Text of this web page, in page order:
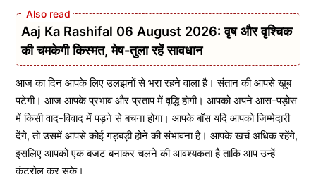
Aaj Ka Rashifal 06 August 2026: वृष और वृश्चिक
की चमकेगी किस्मत, मेष-तुला रहें सावधान
आज का दिन आपके लिए उलझनों से भरा रहने वाला है। संतान की आपसे खूब
पटेगी। आज आपके प्रभाव और प्रताप में वृद्धि होगी। आपको अपने आस-पड़ोस
में किसी वाद-विवाद में पड़ने से बचना होगा। आपके बॉस यदि आपको जिम्मेदारी
देंगे, तो उसमें आपसे कोई गड़बड़ी होने की संभावना है। आपके खर्च अधिक रहेंगे,
इसलिए आपको एक बजट बनाकर चलने की आवश्यकता है ताकि आप उन्हें
कंट्रोल कर सके।